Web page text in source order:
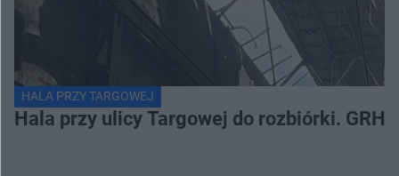
HALA PRZY TARGOWEJ
Hala przy ulicy Targowej do rozbiórki. GRH